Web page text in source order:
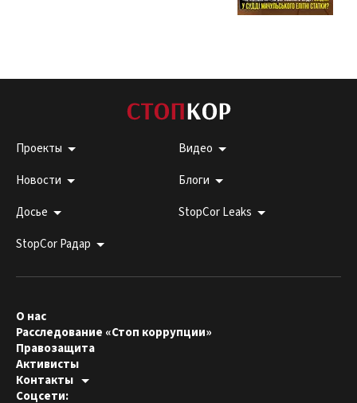
Проекты
Видео
Новости
Блоги
Досье
StopCor Leaks
StopCor Радар
О нас
Расследование «Стоп коррупции»
Правозащита
Активисты
Контакты
Горячая линия:
Соцсети: